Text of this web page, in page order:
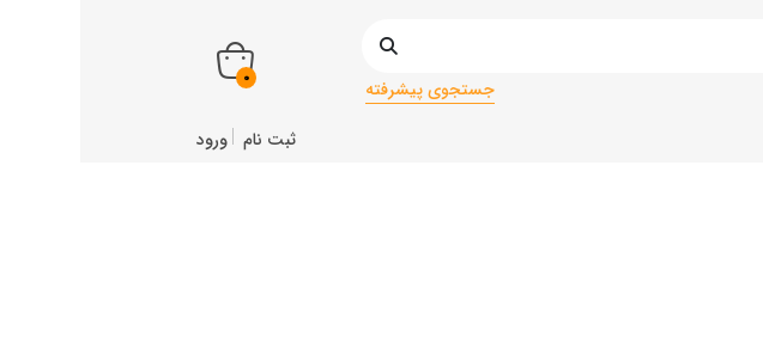
جستجوی پیشرفته 0
ثبت نام ورود